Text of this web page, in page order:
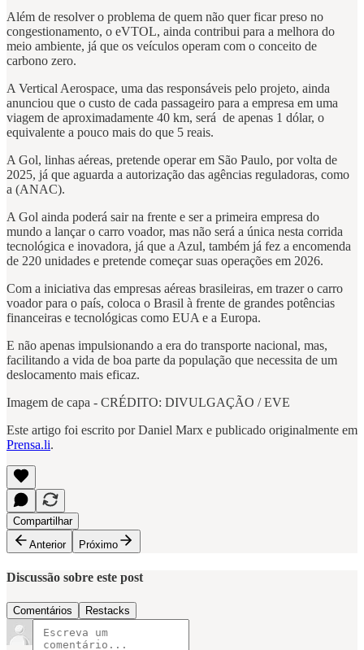
Além de resolver o problema de quem não quer ficar preso no
congestionamento, o eVTOL, ainda contribui para a melhora do
meio ambiente, já que os veículos operam com o conceito de
carbono zero.
A Vertical Aerospace, uma das responsáveis pelo projeto, ainda
anunciou que o custo de cada passageiro para a empresa em uma
viagem de aproximadamente 40 km, será de apenas 1 dólar, o
equivalente a pouco mais do que 5 reais.
A Gol, linhas aéreas, pretende operar em São Paulo, por volta de
2025, já que aguarda a autorização das agências reguladoras, como
a (ANAC).
A Gol ainda poderá sair na frente e ser a primeira empresa do
mundo a lançar o carro voador, mas não será a única nesta corrida
tecnológica e inovadora, já que a Azul, também já fez a encomenda
de 220 unidades e pretende começar suas operações em 2026.
Com a iniciativa das empresas aéreas brasileiras, em trazer o carro
voador para o país, coloca o Brasil à frente de grandes potências
financeiras e tecnológicas como EUA e a Europa.
E não apenas impulsionando a era do transporte nacional, mas,
facilitando a vida de boa parte da população que necessita de um
deslocamento mais eficaz.
Imagem de capa - CRÉDITO: DIVULGAÇÃO / EVE
Este artigo foi escrito por Daniel Marx e publicado originalmente em
Prensa.li.
Compartilhar
Anterior
Próximo
Discussão sobre este post
Comentários Restacks